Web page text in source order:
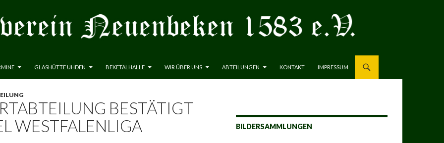
GLASHÜTTE UHDEN BEKETALHALLE WIR ÜBER UNS ABTEILUNGEN KONTAKT IMPRESSUM
BESTÄTIGT M
BILDERSAMMLUNGEN